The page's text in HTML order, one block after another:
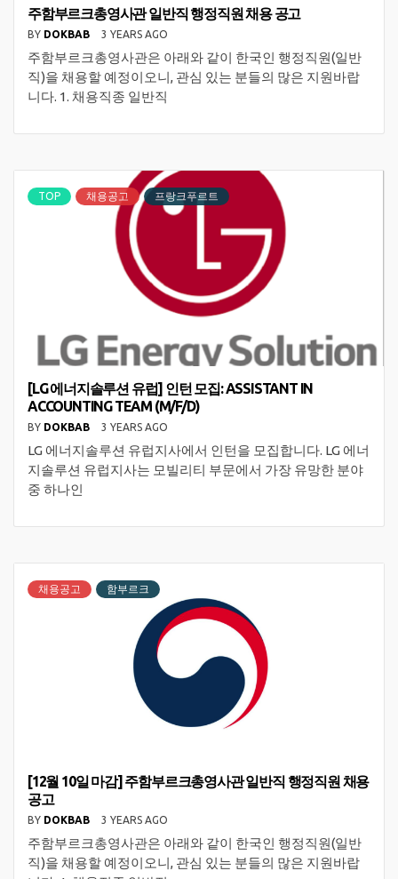
주함부르크총영사관 일반직 행정직원 채용 공고
BY DOKBAB 3 YEARS AGO
주함부르크총영사관은 아래와 같이 한국인 행정직원(일반
직)을 채용할 예정이오니, 관심 있는 분들의 많은 지원바랍
니다. 1. 채용직종 일반직
TOP 채용공고 프랑크푸르트
[LG 에너지솔루션 유럽] 인턴 모집: ASSISTANT IN
ACCOUNTING TEAM (M/F/D)
BY DOKBAB 3 YEARS AGO
LG 에너지솔루션 유럽지사에서 인턴을 모집합니다. LG 에너
지솔루션 유럽지사는 모빌리티 부문에서 가장 유망한 분야
중 하나인
채용공고 함부르크
[12월 10일 마감] 주함부르크총영사관 일반직 행정직원 채용
공고
BY DOKBAB 3 YEARS AGO
주함부르크총영사관은 아래와 같이 한국인 행정직원(일반
직)을 채용할 예정이오니, 관심 있는 분들의 많은 지원바랍